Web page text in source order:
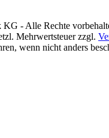
- Alle Rechte
Mehrwertsteuer zzgl.
wenn nicht anders